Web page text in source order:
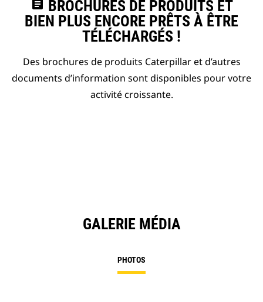
assignment BROCHURES DE PRODUITS ET
BIEN PLUS ENCORE PRÊTS À ÊTRE
TÉLÉCHARGÉS !
Des brochures de produits Caterpillar et d’autres
documents d’information sont disponibles pour votre
activité croissante.
GALERIE MÉDIA
PHOTOS